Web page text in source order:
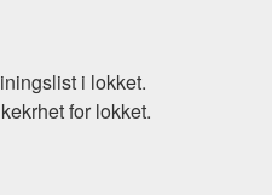
i lokket.
for lokket.